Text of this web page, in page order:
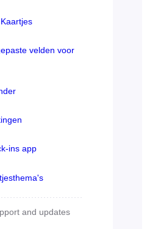
velden voor
ins app
and updates